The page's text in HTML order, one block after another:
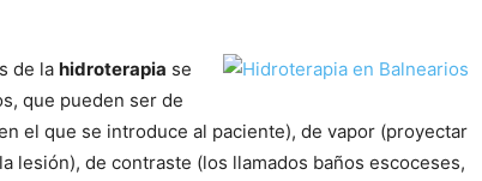
de la hidroterapia se
que pueden ser de
el que se introduce al paciente), de vapor (proyectar
lesión), de contraste (los llamados baños escoceses,